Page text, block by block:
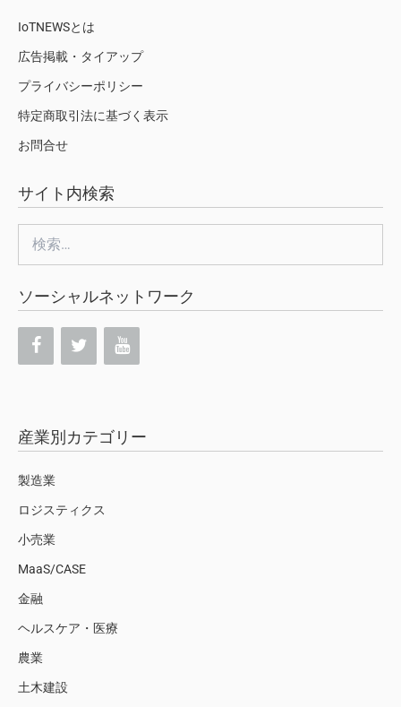
IoTNEWSとは
広告掲載・タイアップ
プライバシーポリシー
特定商取引法に基づく表示
お問合せ
サイト内検索
ソーシャルネットワーク
産業別カテゴリー
製造業
ロジスティクス
小売業
MaaS/CASE
金融
ヘルスケア・医療
農業
土木建設